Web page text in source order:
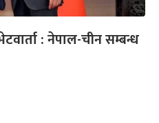
: नेपाल-चीन सम्बन्ध